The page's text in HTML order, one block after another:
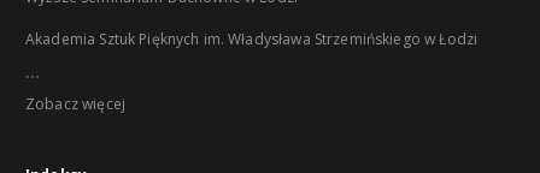
Akademia Sztuk Pięknych im. Władysława Strzemińskiego w Łodzi
...
Zobacz więcej